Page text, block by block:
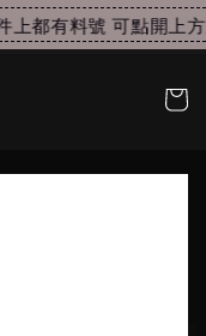
上都有料號 可點開上